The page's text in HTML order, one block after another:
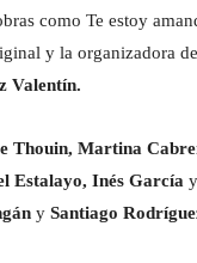
como Te estoy
y la organizadora
Valentín.
Thouin, Martina
Estalayo, Inés García y
y Santiago